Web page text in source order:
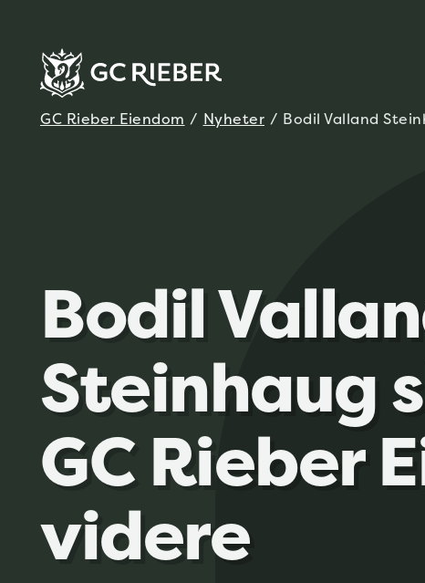
GC Rieber Eiendom / Nyheter / Bodil Valland
Bodil
Steinhaug
GC Rieber
videre